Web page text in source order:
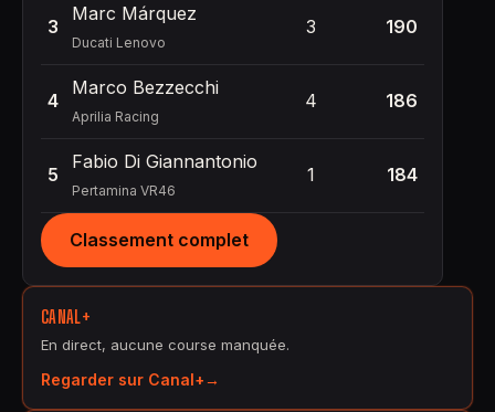
3
Marc Márquez
Ducati Lenovo
3 190
4
Marco Bezzecchi
Aprilia Racing
4 186
5
Fabio Di Giannantonio
Pertamina VR46
1 184
Classement complet
CANAL+
En direct, aucune course manquée.
Regarder sur Canal+